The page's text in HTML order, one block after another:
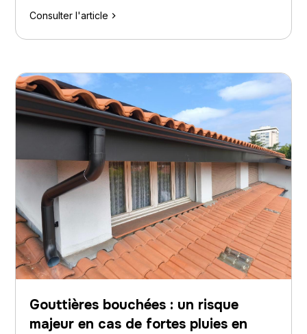
Consulter l'article
Gouttières bouchées : un risque
majeur en cas de fortes pluies en